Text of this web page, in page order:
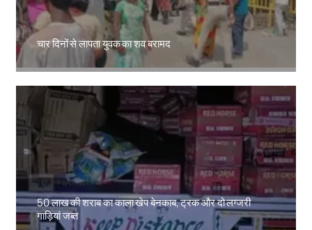
चार दिनों से लापता युवक का शव बरामद
50 लाख की शराब का काला खेप बेनकाब, ट्रक और दो लग्जरी
गाड़ियां जब्त